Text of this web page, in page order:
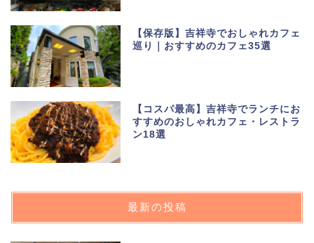
【保存版】吉祥寺でおしゃれカフェ
巡り｜おすすめのカフェ35選
【コスパ最高】吉祥寺でランチにお
すすめのおしゃれカフェ・レストラ
ン18選
最新の投稿